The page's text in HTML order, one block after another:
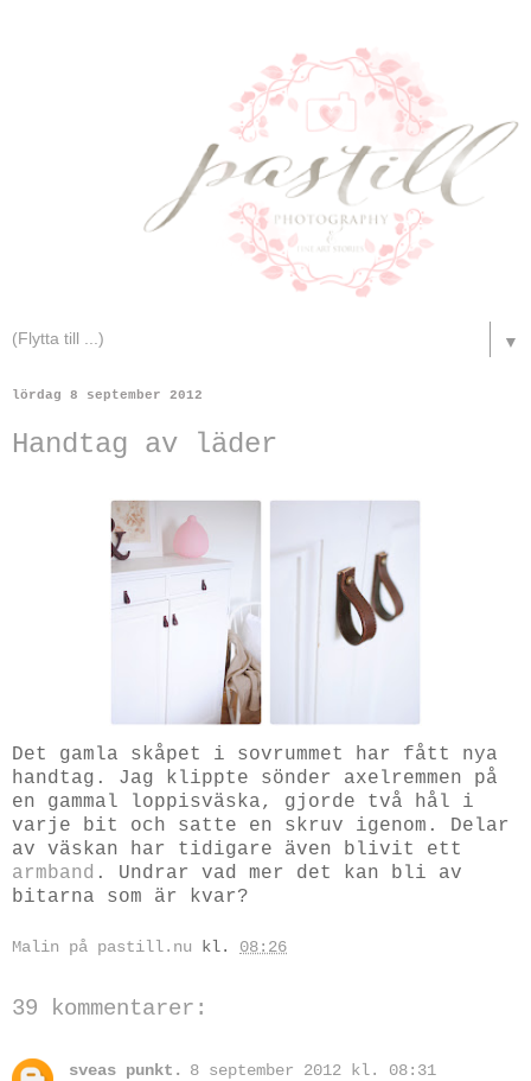
▼
lördag 8 september 2012
Handtag av läder
Det gamla skåpet i sovrummet har fått nya
handtag. Jag klippte sönder axelremmen på
en gammal loppisväska, gjorde två hål i
varje bit och satte en skruv igenom. Delar
av väskan har tidigare även blivit ett
armband . Undrar vad mer det kan bli av
bitarna som är kvar?
Malin på pastill.nu kl. 08:26
39 kommentarer:
sveas punkt.
8 september 2012 kl. 08:31